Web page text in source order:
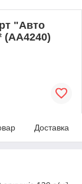
"Авто
(АА4240)
Доставка